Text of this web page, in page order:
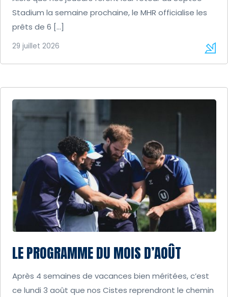
Stadium la semaine prochaine, le MHR officialise les
prêts de 6 […]
29 juillet 2026
LE PROGRAMME DU MOIS D’AOÛT
Après 4 semaines de vacances bien méritées, c’est
ce lundi 3 août que nos Cistes reprendront le chemin